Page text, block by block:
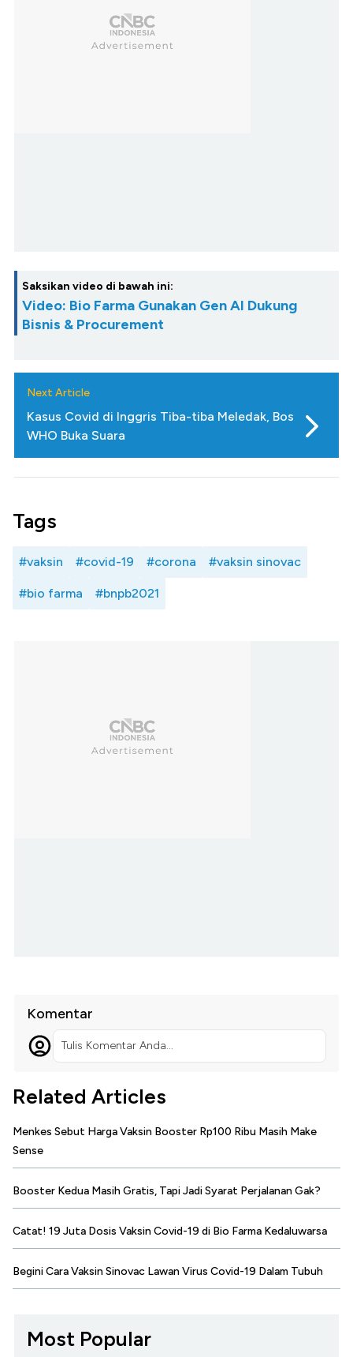
Saksikan video di bawah ini:
Video: Bio Farma Gunakan Gen AI Dukung
Bisnis & Procurement
Next Article
Kasus Covid di Inggris Tiba-tiba Meledak, Bos
WHO Buka Suara
Tags
#vaksin #covid-19 #corona #vaksin sinovac
#bio farma #bnpb2021
Komentar
Tulis Komentar Anda...
Related Articles
Menkes Sebut Harga Vaksin Booster Rp100 Ribu Masih Make
Sense
Booster Kedua Masih Gratis, Tapi Jadi Syarat Perjalanan Gak?
Catat! 19 Juta Dosis Vaksin Covid-19 di Bio Farma Kedaluwarsa
Begini Cara Vaksin Sinovac Lawan Virus Covid-19 Dalam Tubuh
Most Popular